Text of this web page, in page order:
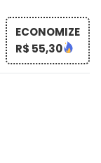
ECONOMIZE
R$ 55,30